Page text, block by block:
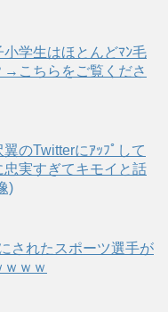
小学生はほとんどﾏﾝ毛
→こちらをご覧くださ
翼のTwitterにｱｯﾌﾟして
忠実すぎてキモイと話
)
されたスポーツ選手が
ｗｗ